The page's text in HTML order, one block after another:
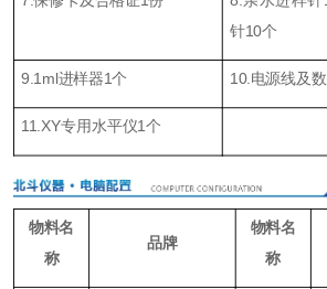
针10个
9.1ml进样器1个 10. 电源线及
11.XY专用水平仪1个
物料名
称
品牌
物料名
称